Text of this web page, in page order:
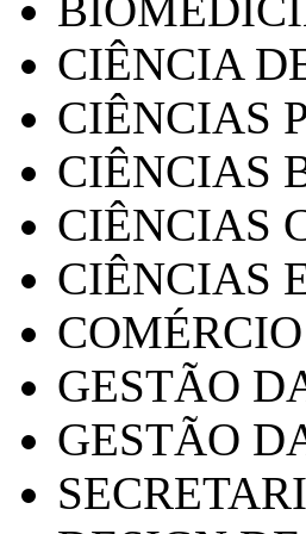
CIÊNCIA
CIÊNCIAS
CIÊNCIAS
CIÊNCIAS
CIÊNCIAS
GESTÃO
GESTÃO